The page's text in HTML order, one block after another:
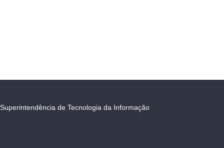
Superintendência de Tecnologia da Informação